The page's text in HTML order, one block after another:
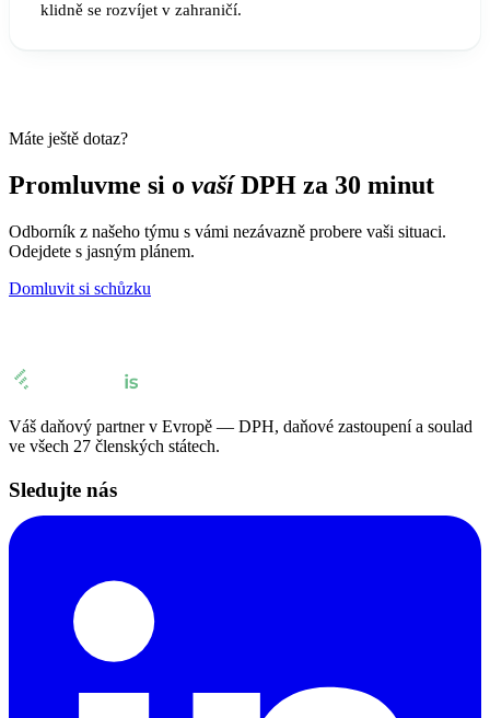
klidně se rozvíjet v zahraničí.
Máte ještě dotaz?
Promluvme si o vašíDPH za 30 minut
Odborník z našeho týmu s vámi nezávazně probere vaši situaci.
Odejdete s jasným plánem.
Domluvit si schůzku
Váš daňový partner v Evropě — DPH, daňové zastoupení a soulad
ve všech 27 členských státech.
Sledujte nás